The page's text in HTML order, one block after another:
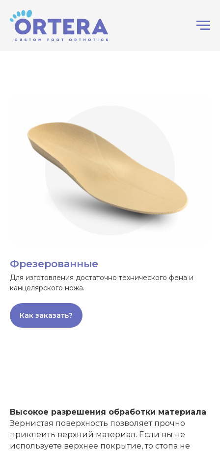
Фрезерованные
Для изготовления достаточно технического фена и
канцелярского ножа.
Как заказать?
Высокое разрешения обработки материала
Зернистая поверхность позволяет прочно
приклеить верхний материал. Если вы не
используете верхнее покрытие, то стопа не